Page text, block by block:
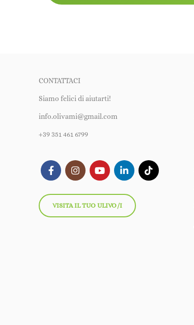
CONTATTACI
Siamo felici di aiutarti!
info.olivami@gmail.com
+39 351 461 6799
VISITA IL TUO ULIVO/I